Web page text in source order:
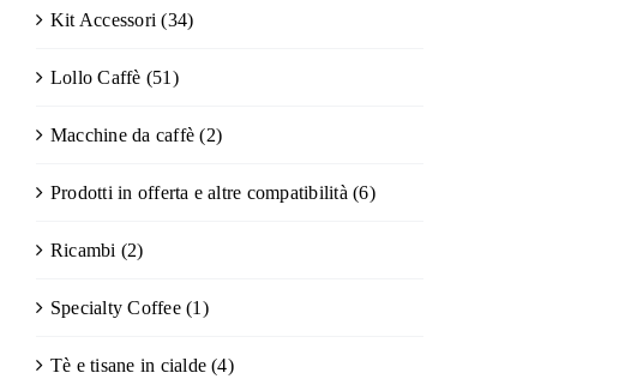
Kit Accessori (34)
Lollo Caffè (51)
Macchine da caffè (2)
Prodotti in offerta e altre compatibilità (6)
Ricambi (2)
Specialty Coffee (1)
Tè e tisane in cialde (4)